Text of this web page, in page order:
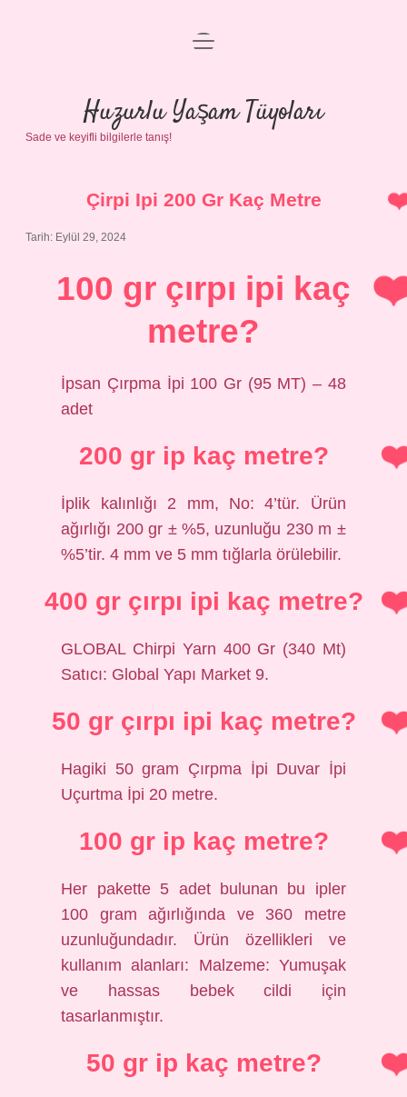
Anasayfa
Gizlilik Politikası
Yasal Uyarı
menüyü
Huzurlu Yaşam Tüyoları
Sade ve keyifli bilgilerle tanış!
Çirpi Ipi 200 Gr Kaç Metre
Tarih: Eylül 29, 2024
100 gr çırpı ipi kaç
metre?
İpsan Çırpma İpi 100 Gr (95 MT) – 48
adet
200 gr ip kaç metre?
İplik kalınlığı 2 mm, No: 4’tür. Ürün
ağırlığı 200 gr ± %5, uzunluğu 230 m ±
%5’tir. 4 mm ve 5 mm tığlarla örülebilir.
400 gr çırpı ipi kaç metre?
GLOBAL Chirpi Yarn 400 Gr (340 Mt)
Satıcı: Global Yapı Market 9.
50 gr çırpı ipi kaç metre?
Hagiki 50 gram Çırpma İpi Duvar İpi
Uçurtma İpi 20 metre.
100 gr ip kaç metre?
Her pakette 5 adet bulunan bu ipler
100 gram ağırlığında ve 360 ​​metre
uzunluğundadır. Ürün özellikleri ve
kullanım alanları: Malzeme: Yumuşak
ve hassas bebek cildi için
tasarlanmıştır.
50 gr ip kaç metre?